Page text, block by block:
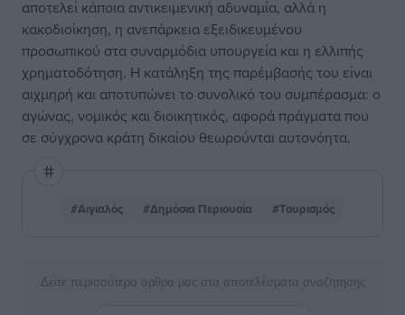
αποτελεί κάποια αντικειμενική αδυναμία, αλλά η
κακοδιοίκηση, η ανεπάρκεια εξειδικευμένου
προσωπικού στα συναρμόδια υπουργεία και η ελλιπής
χρηματοδότηση. Η κατάληξη της παρέμβασής του είναι
αιχμηρή και αποτυπώνει το συνολικό του συμπέρασμα: ο
αγώνας, νομικός και διοικητικός, αφορά πράγματα που
σε σύγχρονα κράτη δικαίου θεωρούνται αυτονόητα.
#Αιγιαλός #Δημόσια Περιουσία #Τουρισμός
Δείτε περισσότερα άρθρα μας στα αποτελέσματα αναζήτησης